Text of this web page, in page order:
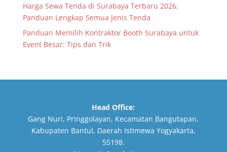
Harga Sewa Tenda di Surabaya Terbaru 2026:
Panduan Lengkap Semua Jenis Tenda
Panduan Memilih Kontraktor Booth Surabaya untuk
Event Besar: Tips dan Trik
Head Office:
Gang Nuri, Pringgolayan, Kecamatan Bangutapan,
Kabupaten Bantul, Daerah Istimewa Yogyakarta,
55198.